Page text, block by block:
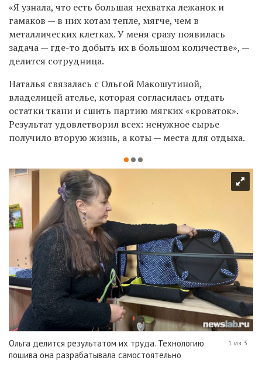
«Я узнала, что есть большая нехватка лежанок и
гамаков — в них котам тепле, мягче, чем в
металлических клетках. У меня сразу появилась
задача — где-то добыть их в большом количестве», —
делится сотрудница.
Наталья связалась с Ольгой Макошутиной,
владелицей ателье, которая согласилась отдать
остатки ткани и сшить партию мягких «кроваток».
Результат удовлетворил всех: ненужное сырье
получило вторую жизнь, а коты — места для отдыха.
Ольга делится результатом их труда. Технологию
пошива она разрабатывала самостоятельно
1 из 3